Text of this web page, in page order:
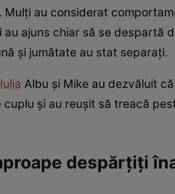
Mulți au considerat
ajuns chiar să se despartă
și jumătate au stat separați.
Iulia Albu și Mike au dezvăluit
și au reușit să treacă
despărțiți